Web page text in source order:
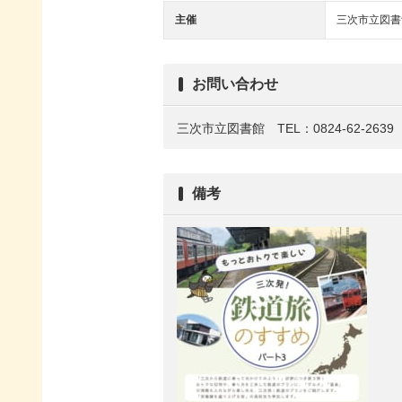
主催 三次市立図
お問い合わせ
三次市立図書館 TEL：0824-62-2639
備考